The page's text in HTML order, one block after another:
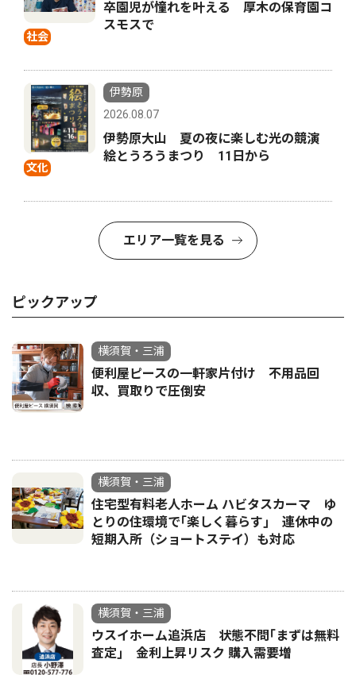
社会
卒園児が憧れを叶える 厚木の保育園コ
スモスで
文化
伊勢原
2026.08.07
伊勢原大山 夏の夜に楽しむ光の競演
絵とうろうまつり 11日から
エリア一覧を見る
ピックアップ
横須賀・三浦
便利屋ピースの一軒家片付け 不用品回
収、買取りで圧倒安
横須賀・三浦
住宅型有料老人ホーム ハビタスカーマ ゆ
とりの住環境で｢楽しく暮らす｣ 連休中の
短期入所（ショートステイ）も対応
横須賀・三浦
ウスイホーム追浜店 状態不問｢まずは無料
査定｣ 金利上昇リスク 購入需要増